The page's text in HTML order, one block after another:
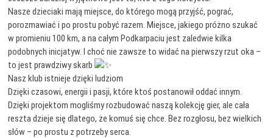
Nasze dzieciaki mają miejsce, do którego mogą przyjść, pograć,
porozmawiać i po prostu pobyć razem. Miejsce, jakiego próżno szukać
w promieniu 100 km, a na całym Podkarpaciu jest zaledwie kilka
podobnych inicjatyw. I choć nie zawsze to widać na pierwszy rzut oka –
to jest prawdziwy skarb
Nasz klub istnieje dzięki ludziom
Dzięki czasowi, energii i pasji, które ktoś postanowił oddać innym.
Dzięki projektom mogliśmy rozbudować naszą kolekcję gier, ale cała
reszta dzieje się dlatego, że komuś się chce. Bez rozgłosu, bez wielkich
słów – po prostu z potrzeby serca.